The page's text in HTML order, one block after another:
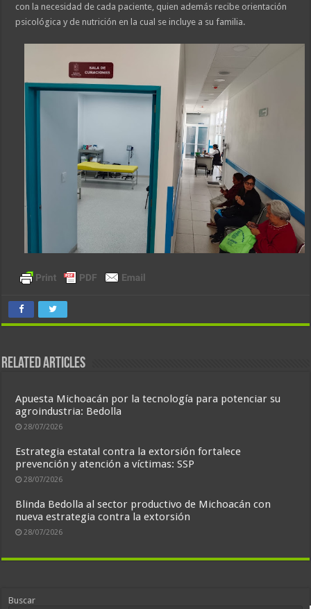
con la necesidad de cada paciente, quien además recibe orientación
psicológica y de nutrición en la cual se incluye a su familia.
Related Articles
Apuesta Michoacán por la tecnología para potenciar su
agroindustria: Bedolla
28/07/2026
Estrategia estatal contra la extorsión fortalece
prevención y atención a víctimas: SSP
28/07/2026
Blinda Bedolla al sector productivo de Michoacán con
nueva estrategia contra la extorsión
28/07/2026
Buscar